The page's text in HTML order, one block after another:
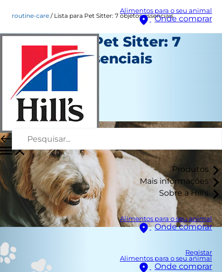
Alimentos para o seu animal
Onde comprar
Produtos
Mais informações
Sobre a Hill's
Alimentos para o seu animal
Onde comprar
Registar
Alimentos para o seu animal
Onde comprar
routine-care Lista para Pet Sitter: 7 objetos essenciais
Lista para Pet Sitter: 7
objetos essenciais
Cuidado diário
Christine O'Brien
|
Setembro 02, 2022